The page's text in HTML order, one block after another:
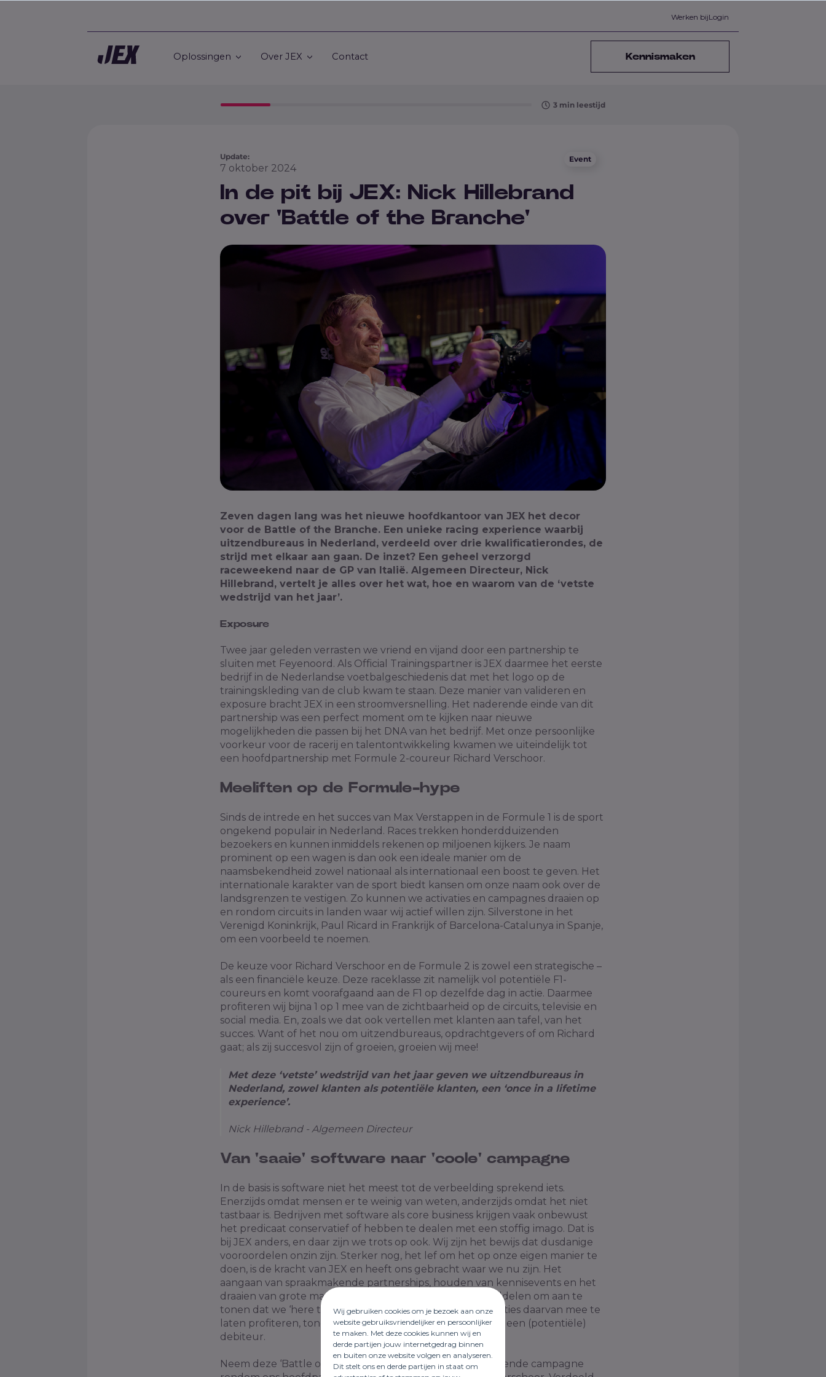
Wij gebruiken cookies om je bezoek aan onze
website gebruiksvriendelijker en persoonlijker
te maken. Met deze cookies kunnen wij en
derde partijen jouw internetgedrag binnen
en buiten onze website volgen en analyseren.
Dit stelt ons en derde partijen in staat om
Werken bijLogin
Oplossingen Over JEX Contact Kennismaken
3 min leestijd
Update:
7 oktober 2024
Event
In de pit bij JEX: Nick Hillebrand
over 'Battle of the Branche'
Zeven dagen lang was het nieuwe hoofdkantoor van JEX het decor
voor de Battle of the Branche. Een unieke racing experience waarbij
uitzendbureaus in Nederland, verdeeld over drie kwalificatierondes, de
strijd met elkaar aan gaan. De inzet? Een geheel verzorgd
raceweekend naar de GP van Italië. Algemeen Directeur, Nick
Hillebrand, vertelt je alles over het wat, hoe en waarom van de ‘vetste
wedstrijd van het jaar’.
Exposure
Twee jaar geleden verrasten we vriend en vijand door een partnership te
sluiten met Feyenoord. Als Official Trainingspartner is JEX daarmee het eerste
bedrijf in de Nederlandse voetbalgeschiedenis dat met het logo op de
trainingskleding van de club kwam te staan. Deze manier van valideren en
exposure bracht JEX in een stroomversnelling. Het naderende einde van dit
partnership was een perfect moment om te kijken naar nieuwe
mogelijkheden die passen bij het DNA van het bedrijf. Met onze persoonlijke
voorkeur voor de racerij en talentontwikkeling kwamen we uiteindelijk tot
een hoofdpartnership met Formule 2-coureur Richard Verschoor.
Meeliften op de Formule-hype
Sinds de intrede en het succes van Max Verstappen in de Formule 1 is de sport
ongekend populair in Nederland. Races trekken honderdduizenden
bezoekers en kunnen inmiddels rekenen op miljoenen kijkers. Je naam
prominent op een wagen is dan ook een ideale manier om de
naamsbekendheid zowel nationaal als internationaal een boost te geven. Het
internationale karakter van de sport biedt kansen om onze naam ook over de
landsgrenzen te vestigen. Zo kunnen we activaties en campagnes draaien op
en rondom circuits in landen waar wij actief willen zijn. Silverstone in het
Verenigd Koninkrijk, Paul Ricard in Frankrijk of Barcelona-Catalunya in Spanje,
om een voorbeeld te noemen.
De keuze voor Richard Verschoor en de Formule 2 is zowel een strategische –
als een financiële keuze. Deze raceklasse zit namelijk vol potentiële F1-
coureurs en komt voorafgaand aan de F1 op dezelfde dag in actie. Daarmee
profiteren wij bijna 1 op 1 mee van de zichtbaarheid op de circuits, televisie en
social media. En, zoals we dat ook vertellen met klanten aan tafel, van het
succes. Want of het nou om uitzendbureaus, opdrachtgevers of om Richard
gaat; als zij succesvol zijn of groeien, groeien wij mee!
Met deze ‘vetste’ wedstrijd van het jaar geven we uitzendbureaus in
Nederland, zowel klanten als potentiële klanten, een ‘once in a lifetime
experience’.
Nick Hillebrand - Algemeen Directeur
Van 'saaie' software naar 'coole' campagne
In de basis is software niet het meest tot de verbeelding sprekend iets.
Enerzijds omdat mensen er te weinig van weten, anderzijds omdat het niet
tastbaar is. Bedrijven met software als core business krijgen vaak onbewust
het predicaat conservatief of hebben te dealen met een stoffig imago. Dat is
bij JEX anders, en daar zijn we trots op ook. Wij zijn het bewijs dat dusdanige
vooroordelen onzin zijn. Sterker nog, het lef om het op onze eigen manier te
doen, is de kracht van JEX en heeft ons gebracht waar we nu zijn. Het
aangaan van spraakmakende partnerships, houden van kennisevents en het
draaien van grote marketingcampagnes zijn voor ons middelen om aan te
tonen dat we ‘here to stay’ zijn. Door onze klanten en relaties daarvan mee te
laten profiteren, tonen we aan dat ze meer zijn dan enkel een (potentiële)
debiteur.
Neem deze ‘Battle of the Branche’, een zes maanden durende campagne